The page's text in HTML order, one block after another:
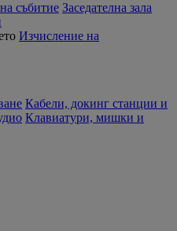
събитие Заседателна зала
Изчисление на
Кабели, докинг станции и
Клавиатури, мишки и